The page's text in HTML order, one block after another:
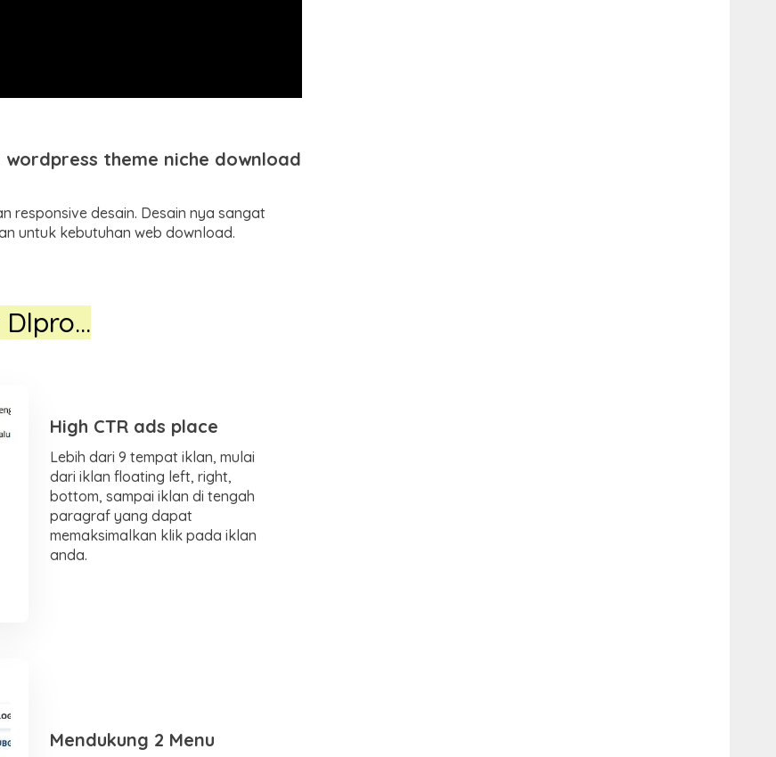
theme niche download
responsive desain. Desain nya sangat
untuk kebutuhan web download.
Dlpro…
High CTR ads place
Lebih dari 9 tempat iklan, mulai
dari iklan floating left, right,
bottom, sampai iklan di tengah
paragraf yang dapat
memaksimalkan klik pada iklan
anda.
Mendukung 2 Menu